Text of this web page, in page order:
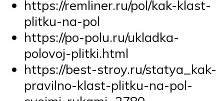
https://remliner.ru/pol/kak-klast-
plitku-na-pol
https://po-polu.ru/ukladka-
polovoj-plitki.html
https://best-stroy.ru/statya_kak-
pravilno-klast-plitku-na-pol-